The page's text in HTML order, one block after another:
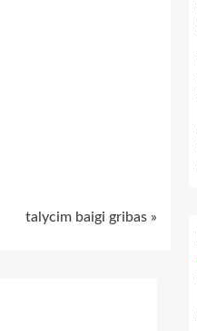
talycim baigi gribas »